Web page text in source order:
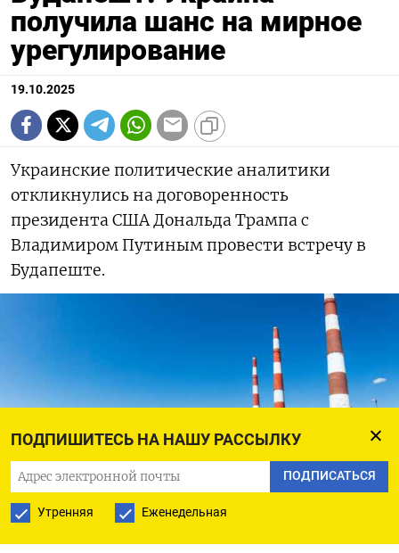
ПОДПИШИТЕСЬ НА НАШУ РАССЫЛКУ
ПОДПИСАТЬСЯ
Утренняя Еженедельная
получила шанс на мирное
урегулирование
19.10.2025
Украинские политические аналитики
откликнулись на договоренность
президента США Дональда Трампа с
Владимиром Путиным провести встречу в
Будапеште.
– это может не понравиться американским и европейским